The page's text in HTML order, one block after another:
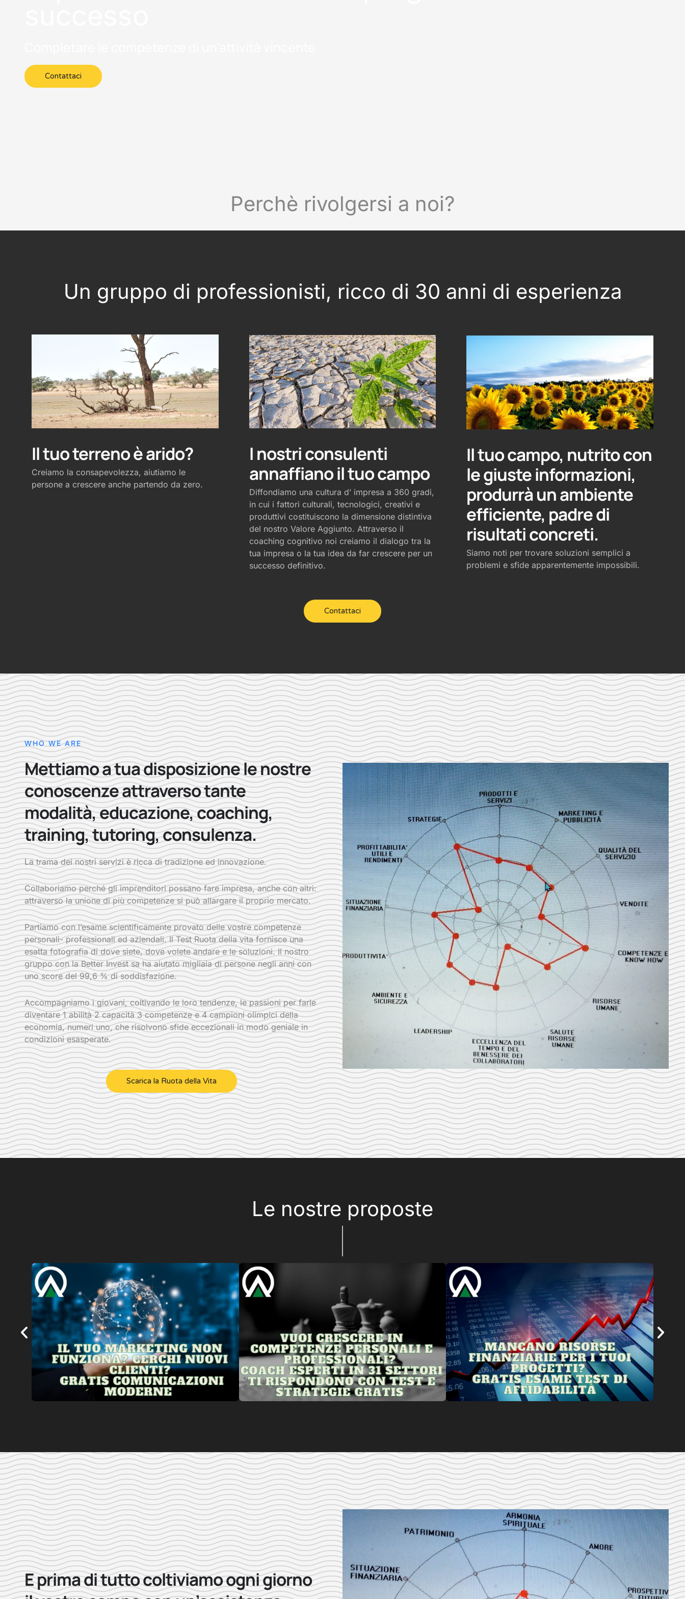
Contattaci
Perchè rivolgersi a noi?
Un gruppo di professionisti, ricco di 30 anni di esperienza
Il tuo terreno è arido?
Creiamo la consapevolezza, aiutiamo le
persone a crescere anche partendo da zero.
I nostri consulenti
annaffiano il tuo campo
Diffondiamo una cultura d’ impresa a 360 gradi,
in cui i fattori culturali, tecnologici, creativi e
produttivi costituiscono la dimensione distintiva
del nostro Valore Aggiunto. Attraverso il
coaching cognitivo noi creiamo il dialogo tra la
tua impresa o la tua idea da far crescere per un
successo definitivo.
Il tuo campo, nutrito con
le giuste informazioni,
produrrà un ambiente
efficiente, padre di
risultati concreti.
Siamo noti per trovare soluzioni semplici a
problemi e sfide apparentemente impossibili.
Contattaci
WHO WE ARE
Mettiamo a tua disposizione le nostre
conoscenze attraverso tante
modalità, educazione, coaching,
training, tutoring, consulenza.
La trama dei nostri servizi è ricca di tradizione ed innovazione.
Collaboriamo perché gli imprenditori possano fare impresa, anche con altri:
attraverso la unione di più competenze si può allargare il proprio mercato.
Partiamo con l’esame scientificamente provato delle vostre competenze
personali- professionali ed aziendali. Il Test Ruota della vita fornisce una
esatta fotografia di dove siete, dove volete andare e le soluzioni. Il nostro
gruppo con la Better Invest sa ha aiutato migliaia di persone negli anni con
uno score del 99,6 % di soddisfazione.
Accompagniamo i giovani, coltivando le loro tendenze, le passioni per farle
diventare 1 abilità 2 capacità 3 competenze e 4 campioni olimpici della
economia, numeri uno, che risolvono sfide eccezionali in modo geniale in
condizioni esasperate.
Scarica la Ruota della Vita
Le nostre proposte
E prima di tutto coltiviamo ogni giorno